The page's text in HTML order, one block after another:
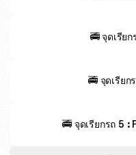
🚎 จุดเรีย
🚎 จุดเรียก
🚎 จุดเรียกรถ 5 :